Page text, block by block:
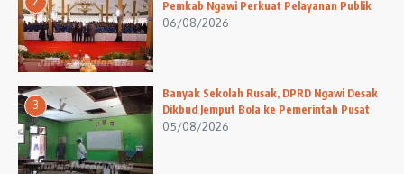
Pemkab Ngawi Perkuat Pelayanan Publik
06/08/2026
3
Banyak Sekolah Rusak, DPRD Ngawi Desak
Dikbud Jemput Bola ke Pemerintah Pusat
05/08/2026